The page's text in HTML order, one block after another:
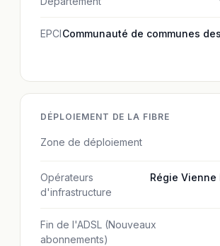
EPCICommunauté de communes
DÉPLOIEMENT DE LA FIBRE
Zone de déploiement
Opérateurs
d'infrastructure
Régie Vienne
Fin de l'ADSL (Nouveaux
abonnements)